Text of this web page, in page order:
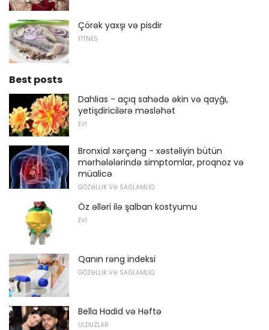
Çörək yaxşı və pisdir
FITNES
Best posts
Dahlias - açıq sahədə əkin və qayğı,
yetişdiricilərə məsləhət
EVI
Bronxial xərçəng - xəstəliyin bütün
mərhələlərində simptomlar, proqnoz və
müalicə
GÖZƏLLIK VƏ SAĞLAMLIQ
Öz əlləri ilə şalban kostyumu
EVI
Qanın rəng indeksi
GÖZƏLLIK VƏ SAĞLAMLIQ
Bella Hadid və Həftə
ULDUZLAR